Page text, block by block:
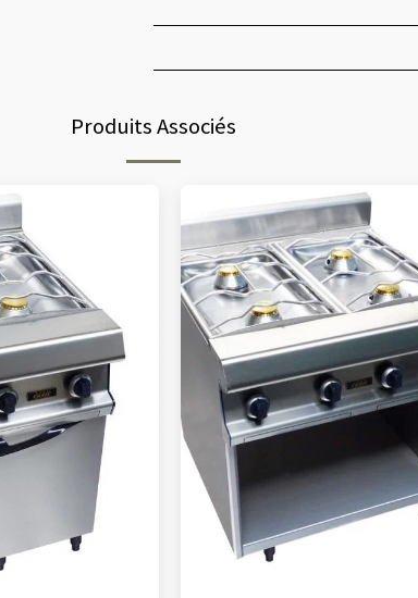
Produits Associés